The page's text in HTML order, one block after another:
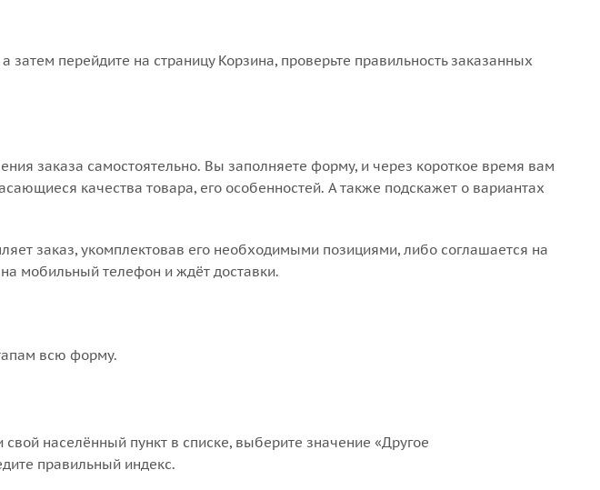
перейдите на страницу Корзина, проверьте правильность заказанных
заказа самостоятельно. Вы заполняете форму, и через короткое время вам
качества товара, его особенностей. А также подскажет о вариантах
заказ, укомплектовав его необходимыми позициями, либо соглашается на
мобильный телефон и ждёт доставки.
всю форму.
населённый пункт в списке, выберите значение «Другое
правильный индекс.